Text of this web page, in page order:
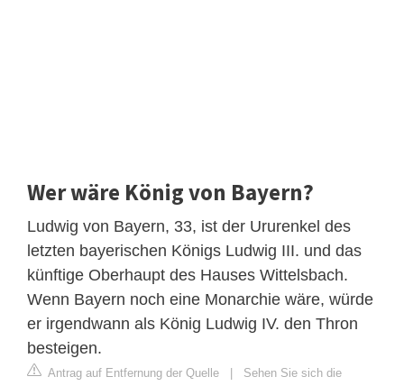
Wer wäre König von Bayern?
Ludwig von Bayern, 33, ist der Ururenkel des
letzten bayerischen Königs Ludwig III. und das
künftige Oberhaupt des Hauses Wittelsbach.
Wenn Bayern noch eine Monarchie wäre, würde
er irgendwann als König Ludwig IV. den Thron
besteigen.
Antrag auf Entfernung der Quelle | Sehen Sie sich die